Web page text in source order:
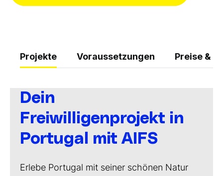
Projekte Voraussetzungen Preise &
Dein
Freiwilligenprojekt in
Portugal mit AIFS
Erlebe Portugal mit seiner schönen Natur